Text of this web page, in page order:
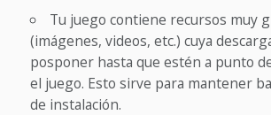
Tu juego contiene recursos muy
(imágenes, videos, etc.) cuya
posponer hasta que estén a punto
el juego. Esto sirve para mantener
de instalación.